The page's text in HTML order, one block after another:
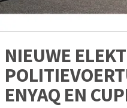
NIEUWE
ENYAQ EN